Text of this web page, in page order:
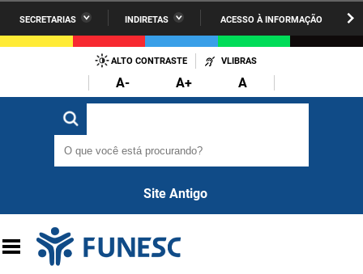
PARA
CONTEÚDO
SECRETARIAS INDIRETAS ACESSO À INFORMAÇÃO
Administração Penitenciária
Agricultura Familiar e Desenvolvimento do Semiárido
Casa Civil do Governador
Comunicação Institucional
ARPB
Cinep
ALTO CONTRASTE VLIBRAS
A- A+
A
O que você está procurando?
Site Antigo